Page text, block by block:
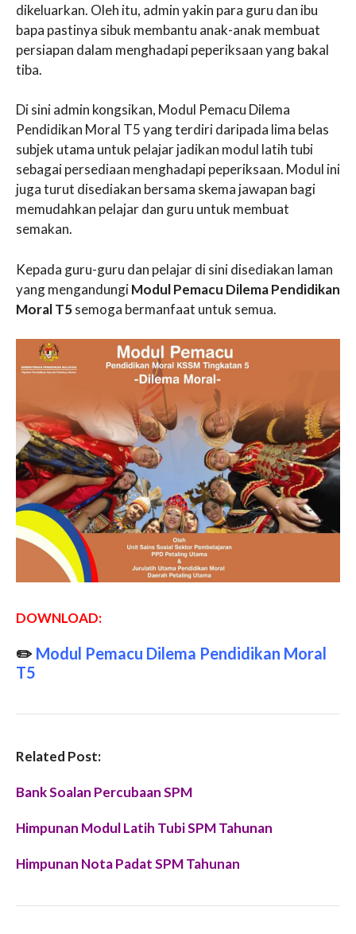
dikeluarkan. Oleh itu, admin yakin para guru dan ibu
bapa pastinya sibuk membantu anak-anak membuat
persiapan dalam menghadapi peperiksaan yang bakal
tiba.
Di sini admin kongsikan, Modul Pemacu Dilema
Pendidikan Moral T5 yang terdiri daripada lima belas
subjek utama untuk pelajar jadikan modul latih tubi
sebagai persediaan menghadapi peperiksaan. Modul ini
juga turut disediakan bersama skema jawapan bagi
memudahkan pelajar dan guru untuk membuat
semakan.
Kepada guru-guru dan pelajar di sini disediakan laman
yang mengandungiModul Pemacu Dilema Pendidikan
Moral T5semoga bermanfaat untuk semua.
DOWNLOAD:
✏️ Modul Pemacu Dilema Pendidikan Moral
T5
Related Post:
Bank Soalan Percubaan SPM
Himpunan Modul Latih Tubi SPM Tahunan
Himpunan Nota Padat SPM Tahunan